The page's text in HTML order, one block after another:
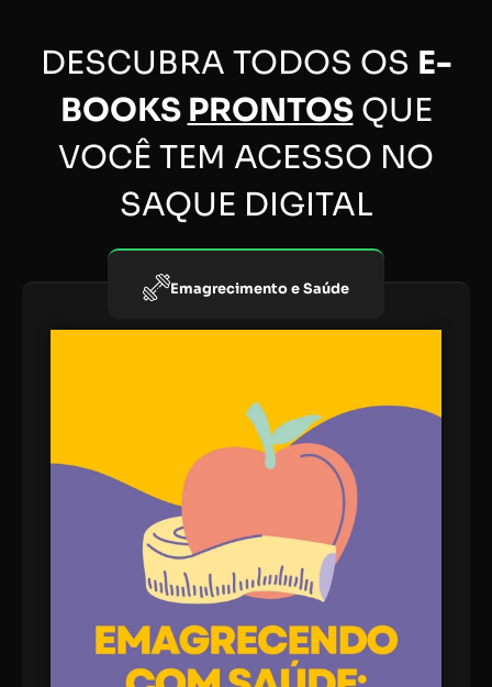
DESCUBRA TODOS OS E-
BOOKS PRONTOSQUE
VOCÊ TEM ACESSO NO
SAQUE DIGITAL
Emagrecimento e Saúde